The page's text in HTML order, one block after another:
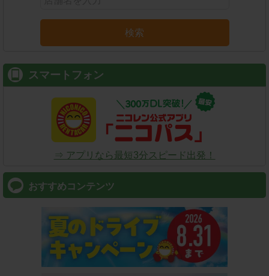
検索
スマートフォン
⇒ アプリなら最短3分スピード出発！
おすすめコンテンツ